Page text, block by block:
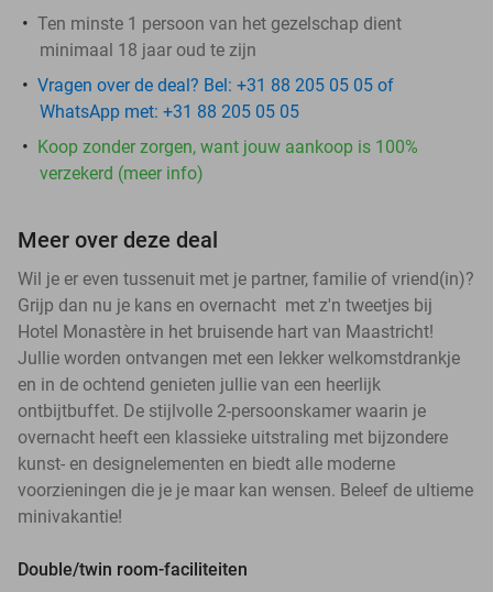
Ten minste 1 persoon van het gezelschap dient
minimaal 18 jaar oud te zijn
Vragen over de deal? Bel: +31 88 205 05 05 of
WhatsApp met: +31 88 205 05 05
Koop zonder zorgen, want jouw aankoop is 100%
verzekerd (meer info)
Meer over deze deal
Wil je er even tussenuit met je partner, familie of vriend(in)?
Grijp dan nu je kans en overnacht met z'n tweetjes bij
Hotel Monastère in het bruisende hart van Maastricht!
Jullie worden ontvangen met een lekker welkomstdrankje
en in de ochtend genieten jullie van een heerlijk
ontbijtbuffet. De stijlvolle 2-persoonskamer waarin je
overnacht heeft een klassieke uitstraling met bijzondere
kunst- en designelementen en biedt alle moderne
voorzieningen die je je maar kan wensen. Beleef de ultieme
minivakantie!
Double/twin room-faciliteiten